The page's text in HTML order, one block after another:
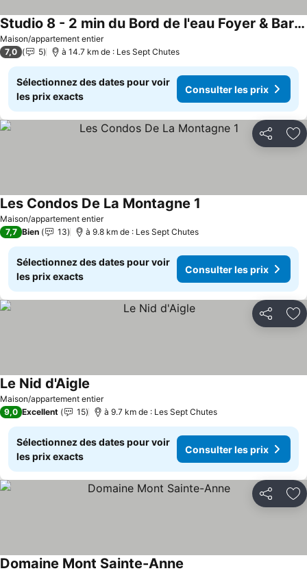
Maison/appartement entier
Studio 8 - 2 min du Bord de l'eau Foyer & Barbecue
7,0 5 à 14.7 km de : Les Sept Chutes
Sélectionnez des dates pour voir
les prix exacts
Consulter les prix
Partager
Maison/appartement entier
Les Condos De La Montagne 1
7,7 Bien 13 à 9.8 km de : Les Sept Chutes
Sélectionnez des dates pour voir
les prix exacts
Consulter les prix
Partager
Maison/appartement entier
Le Nid d'Aigle
9,0 Excellent 15 à 9.7 km de : Les Sept Chutes
Sélectionnez des dates pour voir
les prix exacts
Consulter les prix
Partager
Domaine Mont Sainte-Anne